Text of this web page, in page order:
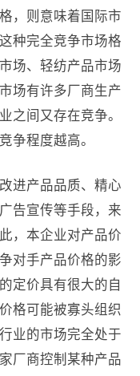
，则意味着国际市
种完全竞争市场格
场、轻纺产品市场
场有许多厂商生产
之间又存在竞争。
争程度越高。
进产品品质、精心
告宣传等手段，来
，本企业对产品价
对手产品价格的影
定价具有很大的自
格可能被寡头组织
业的市场完全处于
厂商控制某种产品